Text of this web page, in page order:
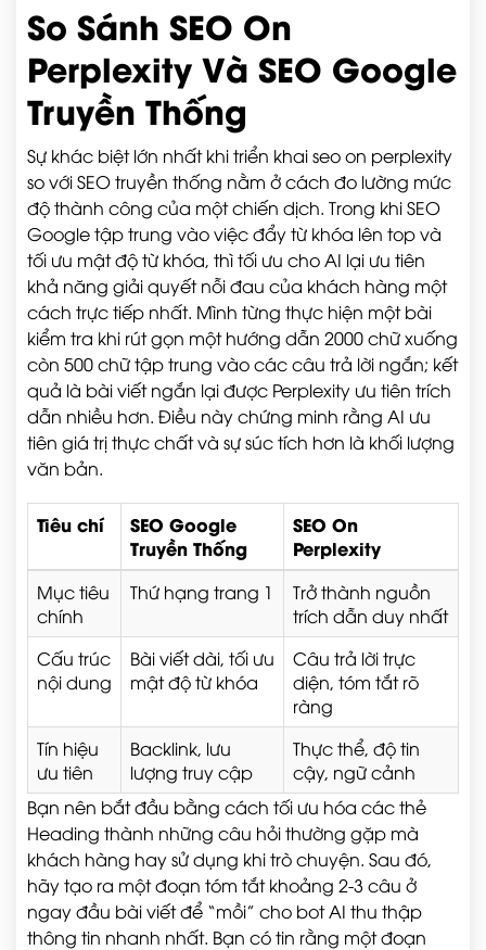
So Sánh SEO On
Perplexity Và SEO Google
Truyền Thống
Sự khác biệt lớn nhất khi triển khai seo on perplexity
so với SEO truyền thống nằm ở cách đo lường mức
độ thành công của một chiến dịch. Trong khi SEO
Google tập trung vào việc đẩy từ khóa lên top và
tối ưu mật độ từ khóa, thì tối ưu cho AI lại ưu tiên
khả năng giải quyết nỗi đau của khách hàng một
cách trực tiếp nhất. Mình từng thực hiện một bài
kiểm tra khi rút gọn một hướng dẫn 2000 chữ xuống
còn 500 chữ tập trung vào các câu trả lời ngắn; kết
quả là bài viết ngắn lại được Perplexity ưu tiên trích
dẫn nhiều hơn. Điều này chứng minh rằng AI ưu
tiên giá trị thực chất và sự súc tích hơn là khối lượng
văn bản.
Tiêu chí
SEO Google
Truyền Thống
SEO On
Perplexity
Mục tiêu
chính
Thứ hạng trang 1
Trở thành nguồn
trích dẫn duy nhất
Cấu trúc
nội dung
Bài viết dài, tối ưu
mật độ từ khóa
Câu trả lời trực
diện, tóm tắt rõ
ràng
Tín hiệu
ưu tiên
Backlink, lưu
lượng truy cập
Thực thể, độ tin
cậy, ngữ cảnh
Bạn nên bắt đầu bằng cách tối ưu hóa các thẻ
Heading thành những câu hỏi thường gặp mà
khách hàng hay sử dụng khi trò chuyện. Sau đó,
hãy tạo ra một đoạn tóm tắt khoảng 2-3 câu ở
ngay đầu bài viết để “mồi” cho bot AI thu thập
thông tin nhanh nhất. Bạn có tin rằng một đoạn